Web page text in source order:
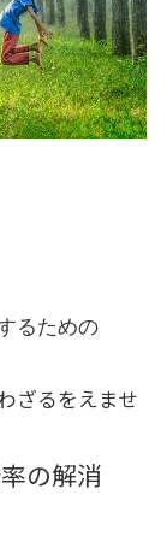
るための
ざるをえませ
の解消